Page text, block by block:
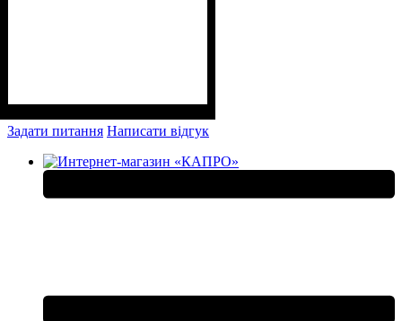
Задати питання Написати відгук